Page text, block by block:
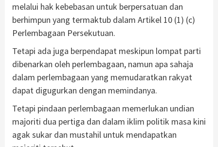
melalui hak kebebasan untuk berpersatuan dan
berhimpun yang termaktub dalam Artikel 10 (1) (c)
Perlembagaan Persekutuan.
Tetapi ada juga berpendapat meskipun lompat parti
dibenarkan oleh perlembagaan, namun apa sahaja
dalam perlembagaan yang memudaratkan rakyat
dapat digugurkan dengan memindanya.
Tetapi pindaan perlembagaan memerlukan undian
majoriti dua pertiga dan dalam iklim politik masa kini
agak sukar dan mustahil untuk mendapatkan